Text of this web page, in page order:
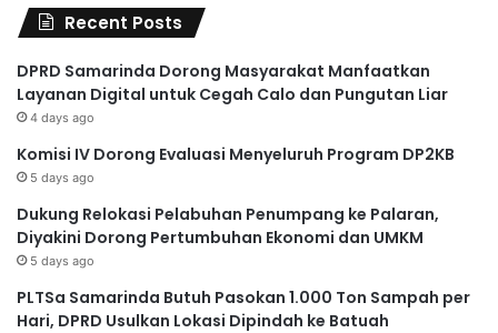
Recent Posts
DPRD Samarinda Dorong Masyarakat Manfaatkan
Layanan Digital untuk Cegah Calo dan Pungutan Liar
4 days ago
Komisi IV Dorong Evaluasi Menyeluruh Program DP2KB
5 days ago
Dukung Relokasi Pelabuhan Penumpang ke Palaran,
Diyakini Dorong Pertumbuhan Ekonomi dan UMKM
5 days ago
PLTSa Samarinda Butuh Pasokan 1.000 Ton Sampah per
Hari, DPRD Usulkan Lokasi Dipindah ke Batuah